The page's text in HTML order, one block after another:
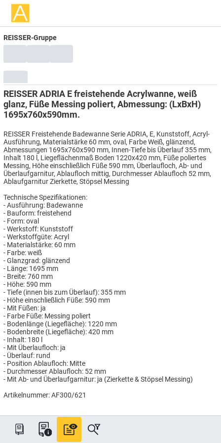
REISSER-Gruppe
REISSER ADRIA E freistehende Acrylwanne, weiß
glanz, Füße Messing poliert, Abmessung: (LxBxH)
1695x760x590mm.
REISSER Freistehende Badewanne Serie ADRIA, E, Kunststoff, Acryl-
Ausführung, Materialstärke 60 mm, oval, Farbe Weiß, glänzend,
Abmessungen 1695x760x590 mm, Innen-Tiefe bis Überlauf 355 mm,
Inhalt 180 l, Liegeflächenmaß Boden 1220x420 mm, Füße poliertes
Messing, Höhe einschließlich Füße 590 mm, Überlaufloch, Ab- und
Überlaufgarnitur, Ablaufloch mittig, Durchmesser Ablaufloch 52 mm,
Ablaufgarnitur Zierkette, Stöpsel Messing
Technische Spezifikationen:
- Ausführung: Badewanne
- Bauform: freistehend
- Form: oval
- Werkstoff: Kunststoff
- Werkstoffgüte: Acryl
- Materialstärke: 60 mm
- Farbe: weiß
- Glanzgrad: glänzend
- Länge: 1695 mm
- Breite: 760 mm
- Höhe: 590 mm
- Tiefe (innen bis zum Überlauf): 355 mm
- Höhe einschließlich Füße: 590 mm
- Mit Füßen: ja
- Farbe Füße: Messing poliert
- Bodenlänge (Liegefläche): 1220 mm
- Bodenbreite (Liegefläche): 420 mm
- Inhalt: 180 l
- Mit Überlaufloch: ja
- Überlauf: rund
- Position Ablaufloch: Mitte
- Durchmesser Ablaufloch: 52 mm
- Mit Ab- und Überlaufgarnitur: ja (Zierkette & Stöpsel Messing)
Artikelnummer: AF300/621